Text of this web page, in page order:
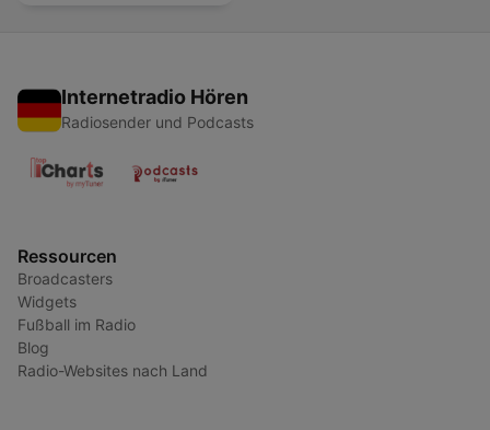
Internetradio Hören
Radiosender und Podcasts
Ressourcen
Broadcasters
Widgets
Fußball im Radio
Blog
Radio-Websites nach Land